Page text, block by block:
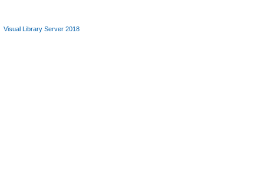
Visual Library Server 2018